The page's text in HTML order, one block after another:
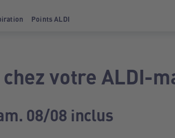
Points ALDI
votre ALDI-
08/08 inclus